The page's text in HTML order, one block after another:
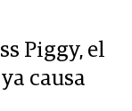
Piggy, el
causa